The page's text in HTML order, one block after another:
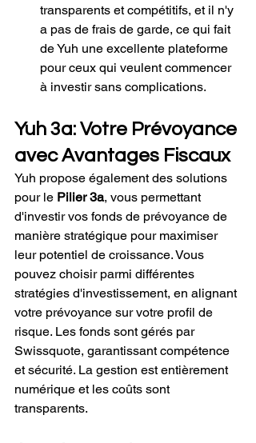
transparents et compétitifs, et il n'y
a pas de frais de garde, ce qui fait
de Yuh une excellente plateforme
pour ceux qui veulent commencer
à investir sans complications.
Yuh 3a: Votre Prévoyance
avec Avantages Fiscaux
Yuh propose également des solutions
pour le Pilier 3a, vous permettant
d'investir vos fonds de prévoyance de
manière stratégique pour maximiser
leur potentiel de croissance. Vous
pouvez choisir parmi différentes
stratégies d'investissement, en alignant
votre prévoyance sur votre profil de
risque. Les fonds sont gérés par
Swissquote, garantissant compétence
et sécurité. La gestion est entièrement
numérique et les coûts sont
transparents.